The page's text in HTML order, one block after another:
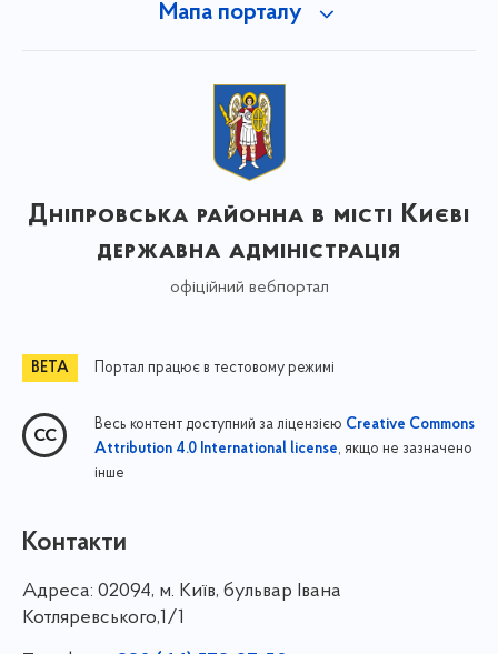
Мапа порталу
Дніпровська районна в місті Києві
державна адміністрація
офіційний вебпортал
Портал працює в тестовому режимі
Весь контент доступний за ліцензією Creative Commons
Attribution 4.0 International license, якщо не зазначено
інше
Контакти
Адреса: 02094, м. Київ, бульвар Івана
Котляревського,1/1